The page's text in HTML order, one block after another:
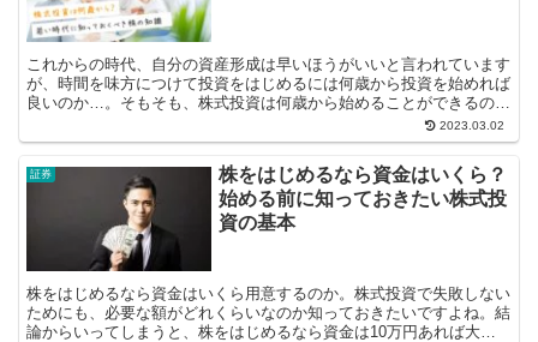
これからの時代、自分の資産形成は早いほうがいいと言われています
が、時間を味方につけて投資をはじめるには何歳から投資を始めれば
良いのか…。そもそも、株式投資は何歳から始めることができるの
2023.03.02
証券
株をはじめるなら資金はいくら？
始める前に知っておきたい株式投
資の基本
株をはじめるなら資金はいくら用意するのか。株式投資で失敗しない
ためにも、必要な額がどれくらいなのか知っておきたいですよね。結
論からいってしまうと、株をはじめるなら資金は10万円あれば大丈